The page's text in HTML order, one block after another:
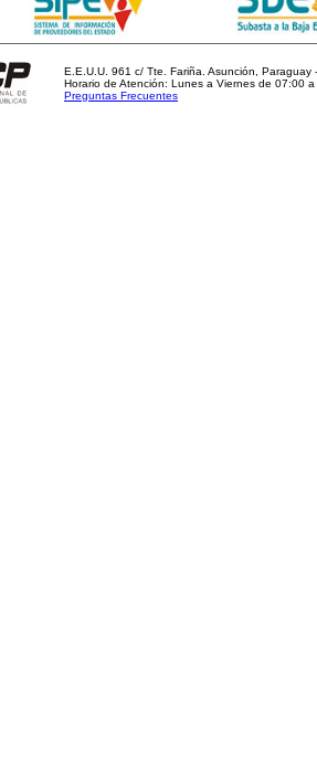
E.E.U.U. 961 c/ Tte. Fariña. Asunción,
Horario de Atención: Lunes a Viernes de 07:00
Preguntas Frecuentes